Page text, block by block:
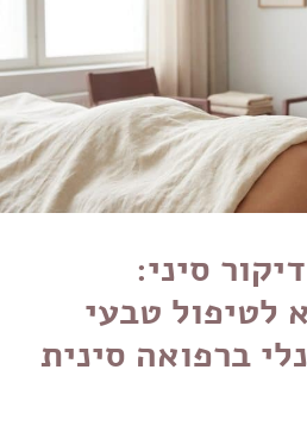
סיני:
לטיפול טבעי
ברפואה סינית